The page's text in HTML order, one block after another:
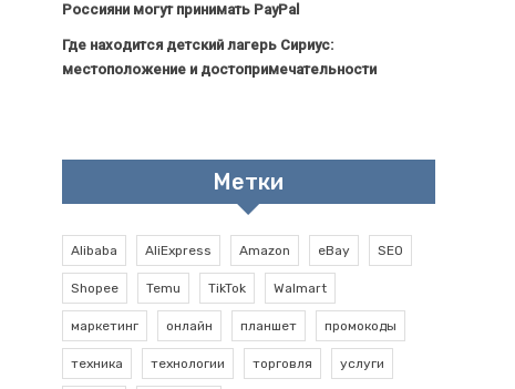
Россияни могут принимать PayPal
Где находится детский лагерь Сириус:
местоположение и достопримечательности
Метки
Alibaba AliExpress Amazon eBay SEO
Shopee Temu TikTok Walmart
маркетинг онлайн планшет промокоды
техника технологии торговля услуги